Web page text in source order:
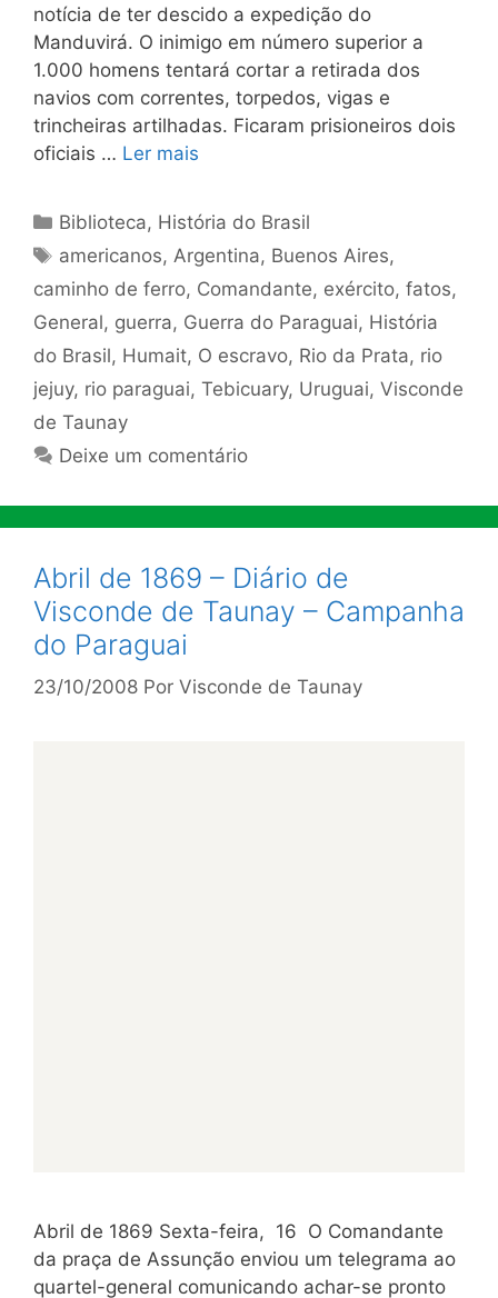
notícia de ter descido a expedição do
Manduvirá. O inimigo em número superior a
1.000 homens tentará cortar a retirada dos
navios com correntes, torpedos, vigas e
trincheiras artilhadas. Ficaram prisioneiros dois
oficiais … Ler mais
Categorias
Biblioteca, História do Brasil
Tags
americanos, Argentina, Buenos Aires,
caminho de ferro, Comandante, exército, fatos,
General, guerra, Guerra do Paraguai, História
do Brasil, Humait, O escravo, Rio da Prata, rio
jejuy, rio paraguai, Tebicuary, Uruguai, Visconde
de Taunay
Deixe um comentário
Abril de 1869 – Diário de
Visconde de Taunay – Campanha
do Paraguai
23/10/2008 Por Visconde de Taunay
Abril de 1869 Sexta-feira, 16 O Comandante
da praça de Assunção enviou um telegrama ao
quartel-gene­ral comunicando achar-se pronto